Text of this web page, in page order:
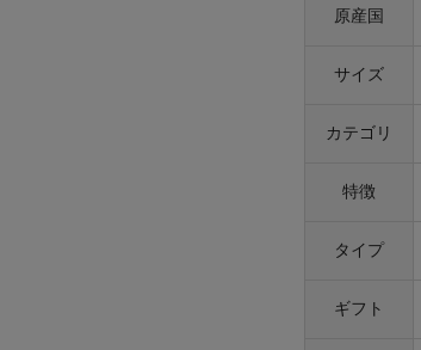
原産国
サイズ
カテゴリ
特徴
タイプ
ギフト